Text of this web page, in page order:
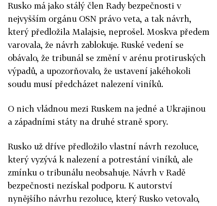
Rusko má jako stálý člen Rady bezpečnosti v
nejvyšším orgánu OSN právo veta, a tak návrh,
který předložila Malajsie, neprošel. Moskva předem
varovala, že návrh zablokuje. Ruské vedení se
obávalo, že tribunál se změní v arénu protiruských
výpadů, a upozorňovalo, že ustavení jakéhokoli
soudu musí předcházet nalezení viníků.
O nich vládnou mezi Ruskem na jedné a Ukrajinou
a západními státy na druhé straně spory.
Rusko už dříve předložilo vlastní návrh rezoluce,
který vyzývá k nalezení a potrestání viníků, ale
zmínku o tribunálu neobsahuje. Návrh v Radě
bezpečnosti nezískal podporu. K autorství
nynějšího návrhu rezoluce, který Rusko vetovalo,